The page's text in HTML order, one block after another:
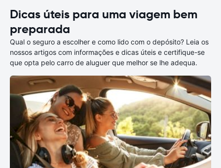
Dicas úteis para uma viagem bem
preparada
Qual o seguro a escolher e como lido com o depósito? Leia os
nossos artigos com informações e dicas úteis e certifique-se
que opta pelo carro de aluguer que melhor se lhe adequa.